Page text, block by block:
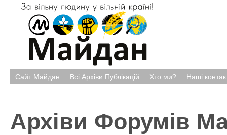
Сайт Майдан Всі Архіви Публікацій Хто ми? Наші
Архіви Форумів